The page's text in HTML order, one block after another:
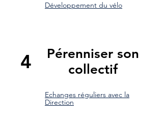
Développement du vélo
Pérenniser son
collectif
4
Echanges réguliers avec la
Direction